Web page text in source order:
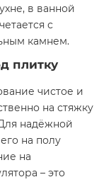
в ванной
с
камнем.
плитку
чистое и
на стяжку
надёжной
на полу
на
– это